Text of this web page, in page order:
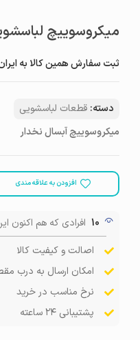
میکروسوییچ
ثبت سفارش همین کالا به
دسته: قطعات لباسشویی
میکروسوییچ آبسال نخدار
افزودن به علاقه مندی
10 افرادی که هم اکنون
اصالت و کیفیت کالا
امکان ارسال به درب
نرخ مناسب در خرید
پشتیبانی ۲۴ ساعته